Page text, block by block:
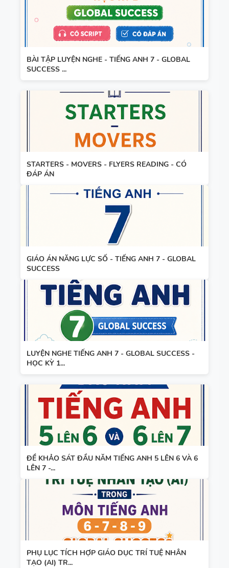
BÀI TẬP LUYỆN NGHE - TIẾNG ANH 7 - GLOBAL
SUCCESS ...
STARTERS - MOVERS - FLYERS READING - CÓ
ĐÁP ÁN
GIÁO ÁN NĂNG LỰC SỐ - TIẾNG ANH 7 - GLOBAL
SUCCESS
LUYỆN NGHE TIẾNG ANH 7 - GLOBAL SUCCESS -
HỌC KỲ 1...
ĐỀ KHẢO SÁT ĐẦU NĂM TIẾNG ANH 5 LÊN 6 VÀ 6
LÊN 7 -...
PHỤ LỤC TÍCH HỢP GIÁO DỤC TRÍ TUỆ NHÂN
TẠO (AI) TR...